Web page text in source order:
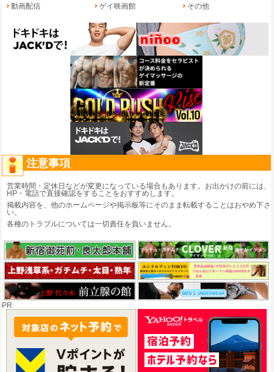
動画配信
ゲイ映画館 その他
注意事項
営業時間・定休日などが変更になっている場合もあります。お出かけの前には、
HP・電話で直接確認をすることをおすすめします。
掲載内容を、他のホームページや掲示板等にそのまま転載することはおやめ下さ
い。
各種のトラブルについては一切責任を負いません。
PR